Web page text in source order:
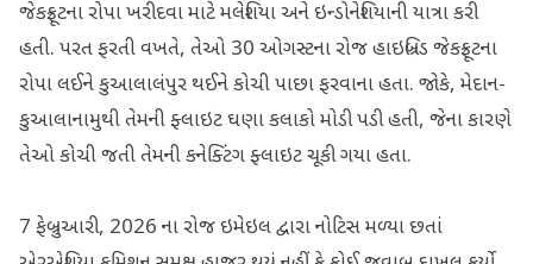
જેકફ્રૂટના રોપા ખરીદવા માટે મલેશિયા અને ઇન્ડોનેશિયાની યાત્રા કરી
હતી. પરત ફરતી વખતે, તેઓ 30 ઓગસ્ટના રોજ હાઇબ્રિડ જેકફ્રૂટના
રોપા લઈને કુઆલાલંપુર થઈને કોચી પાછા ફરવાના હતા. જોકે, મેદાન-
કુઆલાનામુથી તેમની ફ્લાઇટ ઘણા કલાકો મોડી પડી હતી, જેના કારણે
તેઓ કોચી જતી તેમની કનેક્ટિંગ ફ્લાઇટ ચૂકી ગયા હતા.
7 ફેબ્રુઆરી, 2026 ના રોજ ઇમેઇલ દ્વારા નોટિસ મળ્યા છતાં